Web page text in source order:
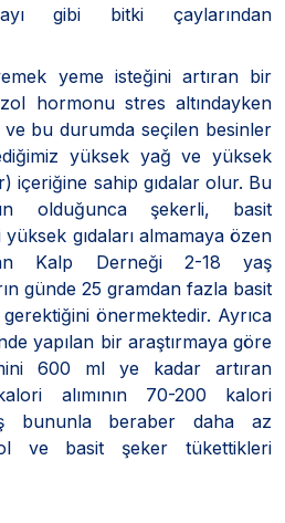
gibi bitki çaylarından
yeme isteğini artıran bir
hormonu stres altındayken
ve bu durumda seçilen besinler
yüksek yağ ve yüksek
içeriğine sahip gıdalar olur. Bu
olduğunca şekerli, basit
gıdaları almamaya özen
Kalp Derneği 2-18 yaş
günde 25 gramdan fazla basit
önermektedir. Ayrıca
yapılan bir araştırmaya göre
600 ml ye kadar artıran
alımının 70-200 kalori
bununla beraber daha az
ve basit şeker tükettikleri